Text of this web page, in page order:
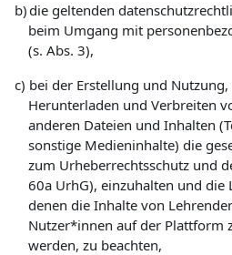
b)die geltenden
beim Umgang mit
(s. Abs. 3),
c) bei der Erstellung und
Herunterladen und Verbreiten
anderen Dateien und Inhalten
sonstige Medieninhalte) die
zum Urheberrechtsschutz und
60a UrhG), einzuhalten und die
denen die Inhalte von
Nutzer*innen auf der Plattform
werden, zu beachten,